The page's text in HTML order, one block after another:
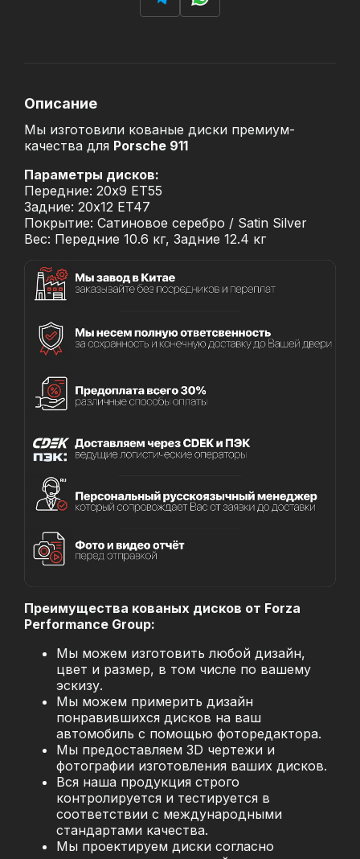
Описание
Мы изготовили кованые диски премиум-
качества для Porsche 911
Параметры дисков:
Передние: 20x9 ET55
Задние: 20x12 ET47
Покрытие: Сатиновое серебро / Satin Silver
Вес: Передние 10.6 кг, Задние 12.4 кг
Преимущества кованых дисков от Forza
Performance Group:
Мы можем изготовить любой дизайн,
цвет и размер, в том числе по вашему
эскизу.
Мы можем примерить дизайн
понравившихся дисков на ваш
автомобиль с помощью фоторедактора.
Мы предоставляем 3D чертежи и
фотографии изготовления ваших дисков.
Вся наша продукция строго
контролируется и тестируется в
соответствии с международными
стандартами качества.
Мы проектируем диски согласно